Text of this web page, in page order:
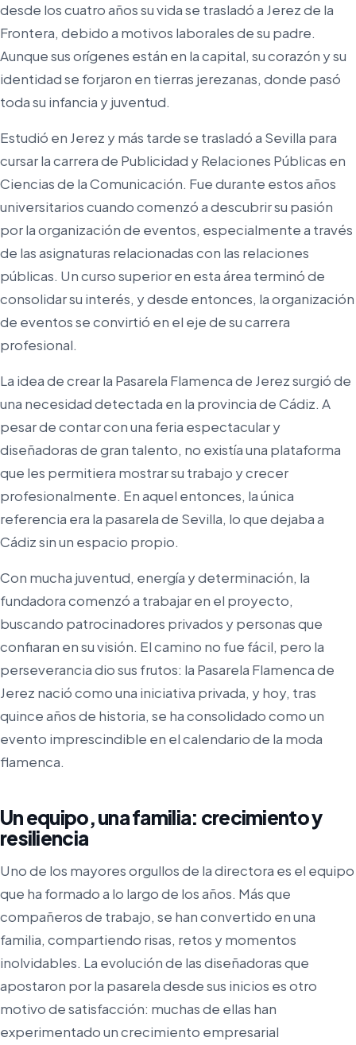
desde los cuatro años su vida se trasladó a Jerez de la
Frontera, debido a motivos laborales de su padre.
Aunque sus orígenes están en la capital, su corazón y su
identidad se forjaron en tierras jerezanas, donde pasó
toda su infancia y juventud.
Estudió en Jerez y más tarde se trasladó a Sevilla para
cursar la carrera de Publicidad y Relaciones Públicas en
Ciencias de la Comunicación. Fue durante estos años
universitarios cuando comenzó a descubrir su pasión
por la organización de eventos, especialmente a través
de las asignaturas relacionadas con las relaciones
públicas. Un curso superior en esta área terminó de
consolidar su interés, y desde entonces, la organización
de eventos se convirtió en el eje de su carrera
profesional.
La idea de crear la Pasarela Flamenca de Jerez surgió de
una necesidad detectada en la provincia de Cádiz. A
pesar de contar con una feria espectacular y
diseñadoras de gran talento, no existía una plataforma
que les permitiera mostrar su trabajo y crecer
profesionalmente. En aquel entonces, la única
referencia era la pasarela de Sevilla, lo que dejaba a
Cádiz sin un espacio propio.
Con mucha juventud, energía y determinación, la
fundadora comenzó a trabajar en el proyecto,
buscando patrocinadores privados y personas que
confiaran en su visión. El camino no fue fácil, pero la
perseverancia dio sus frutos: la Pasarela Flamenca de
Jerez nació como una iniciativa privada, y hoy, tras
quince años de historia, se ha consolidado como un
evento imprescindible en el calendario de la moda
flamenca.
Un equipo, una familia: crecimiento y
resiliencia
Uno de los mayores orgullos de la directora es el equipo
que ha formado a lo largo de los años. Más que
compañeros de trabajo, se han convertido en una
familia, compartiendo risas, retos y momentos
inolvidables. La evolución de las diseñadoras que
apostaron por la pasarela desde sus inicios es otro
motivo de satisfacción: muchas de ellas han
experimentado un crecimiento empresarial